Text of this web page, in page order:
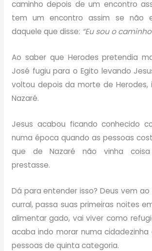
caminho depois de um encontro
tem um encontro assim se não
daquele que disse: “Eu sou o
Ao saber que Herodes pretendia
José fugiu para o Egito levando
voltou depois da morte de Herodes,
Nazaré.
Jesus acabou ficando conhecido
numa época quando as pessoas
que de Nazaré não vinha
prestasse.
Dá para entender isso? Deus vem
curral, passa suas primeiras noites
alimentar gado, vai viver como
acaba indo morar numa cidadezinha
pessoas de quinta categoria.